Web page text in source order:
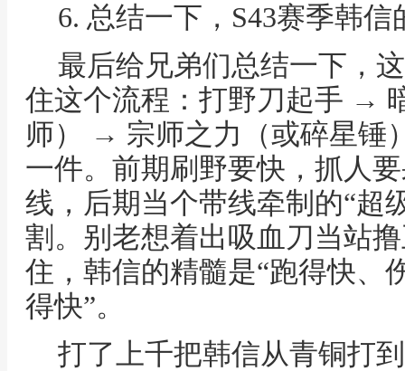
6. 总结一下，S43赛季韩信
最后给兄弟们总结一下，
住这个流程：打野刀起手 →
师） → 宗师之力（或碎星
一件。前期刷野要快，抓人
线，后期当个带线牵制的“超
割。别老想着出吸血刀当站
住，韩信的精髓是“跑得快、
得快”。
打了上千把韩信从青铜打